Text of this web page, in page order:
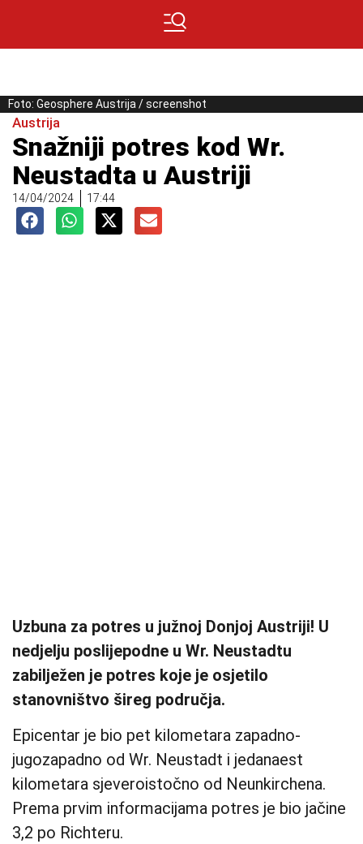
Foto: Geosphere Austrija / screenshot
Austrija
Snažniji potres kod Wr.
Neustadta u Austriji
14/04/2024 17:44
Uzbuna za potres u južnoj Donjoj Austriji! U
nedjelju poslijepodne u Wr. Neustadtu
zabilježen je potres koje je osjetilo
stanovništvo šireg područja.
Epicentar je bio pet kilometara zapadno-
jugozapadno od Wr. Neustadt i jedanaest
kilometara sjeveroistočno od Neunkirchena.
Prema prvim informacijama potres je bio jačine
3,2 po Richteru.